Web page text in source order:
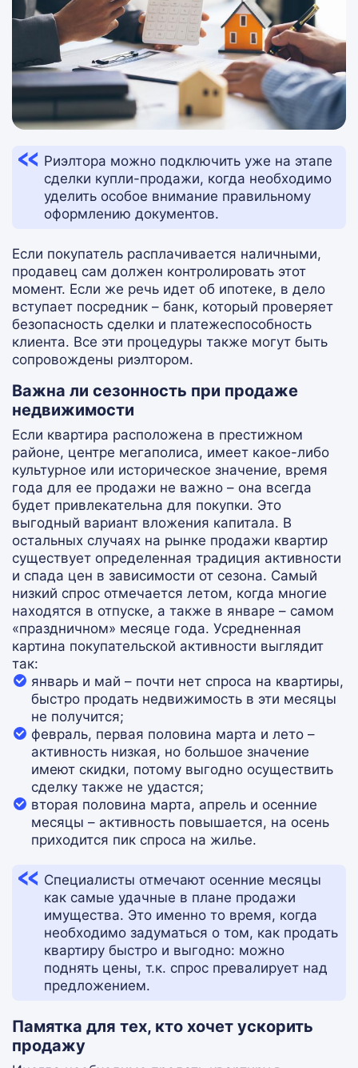
Риэлтора можно подключить уже на этапе
сделки купли-продажи, когда необходимо
уделить особое внимание правильному
оформлению документов.
Если покупатель расплачивается наличными,
продавец сам должен контролировать этот
момент. Если же речь идет об ипотеке, в дело
вступает посредник – банк, который проверяет
безопасность сделки и платежеспособность
клиента. Все эти процедуры также могут быть
сопровождены риэлтором.
Важна ли сезонность при продаже
недвижимости
Если квартира расположена в престижном
районе, центре мегаполиса, имеет какое-либо
культурное или историческое значение, время
года для ее продажи не важно – она всегда
будет привлекательна для покупки. Это
выгодный вариант вложения капитала. В
остальных случаях на рынке продажи квартир
существует определенная традиция активности
и спада цен в зависимости от сезона. Самый
низкий спрос отмечается летом, когда многие
находятся в отпуске, а также в январе – самом
«праздничном» месяце года. Усредненная
картина покупательской активности выглядит
так:
январь и май – почти нет спроса на квартиры,
быстро продать недвижимость в эти месяцы
не получится;
февраль, первая половина марта и лето –
активность низкая, но большое значение
имеют скидки, потому выгодно осуществить
сделку также не удастся;
вторая половина марта, апрель и осенние
месяцы – активность повышается, на осень
приходится пик спроса на жилье.
Специалисты отмечают осенние месяцы
как самые удачные в плане продажи
имущества. Это именно то время, когда
необходимо задуматься о том, как продать
квартиру быстро и выгодно: можно
поднять цены, т.к. спрос превалирует над
предложением.
Памятка для тех, кто хочет ускорить
продажу